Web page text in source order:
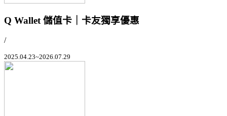
Q Wallet 儲值卡｜卡友獨享優惠
/
2025.04.23~2026.07.29